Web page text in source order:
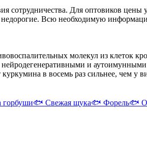
Для оптовиков цены
недорогие. Всю необходимую
молекул из клеток
и
в восемь раз сильнее, чем у
горбуши🐟 Свежая щука🐟 Форель🐟